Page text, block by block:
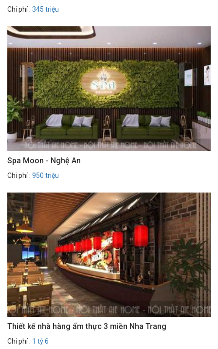
Chi phí : 345 triệu
Spa Moon - Nghệ An
Chi phí : 950 triệu
Thiết kế nhà hàng ẩm thực 3 miền Nha Trang
Chi phí : 1 tỷ 6